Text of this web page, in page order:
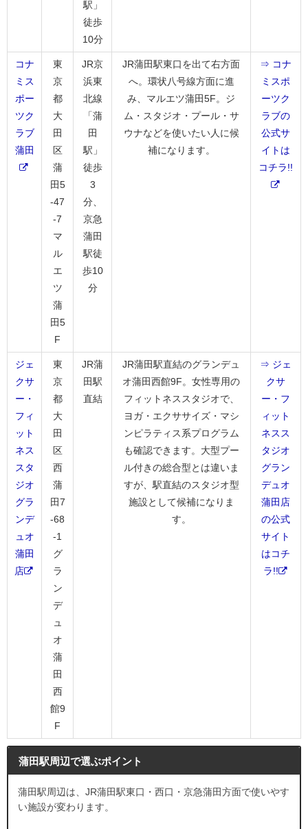
駅」
徒歩
10分
コナ
ミス
ポー
ツク
ラブ
蒲田
東
京
都
大
田
区
蒲
田5
-47
-7
マ
ル
エ
ツ
蒲
田5
F
JR京
浜東
北線
「蒲
田
駅」
徒歩
3
分、
京急
蒲田
駅徒
歩10
分
JR蒲田駅東口を出て右方面
へ。環状八号線方面に進
み、マルエツ蒲田5F。ジ
ム・スタジオ・プール・サ
ウナなどを使いたい人に候
補になります。
⇒ コナ
ミスポ
ーツク
ラブの
公式サ
イトは
コチラ!!
ジェ
クサ
ー・
フィ
ット
ネス
スタ
ジオ
グラ
ンデ
ュオ
蒲田
店
東
京
都
大
田
区
西
蒲
田7
-68
-1
グ
ラ
ン
デ
ュ
オ
蒲
田
西
館9
F
JR蒲
田駅
直結
JR蒲田駅直結のグランデュ
オ蒲田西館9F。女性専用の
フィットネススタジオで、
ヨガ・エクササイズ・マシ
ンピラティス系プログラム
も確認できます。大型プー
ル付きの総合型とは違いま
すが、駅直結のスタジオ型
施設として候補になりま
す。
⇒ ジェ
クサ
ー・フ
ィット
ネスス
タジオ
グラン
デュオ
蒲田店
の公式
サイト
はコチ
ラ!!
蒲田駅周辺で選ぶポイント
蒲田駅周辺は、JR蒲田駅東口・西口・京急蒲田方面で使いやす
い施設が変わります。